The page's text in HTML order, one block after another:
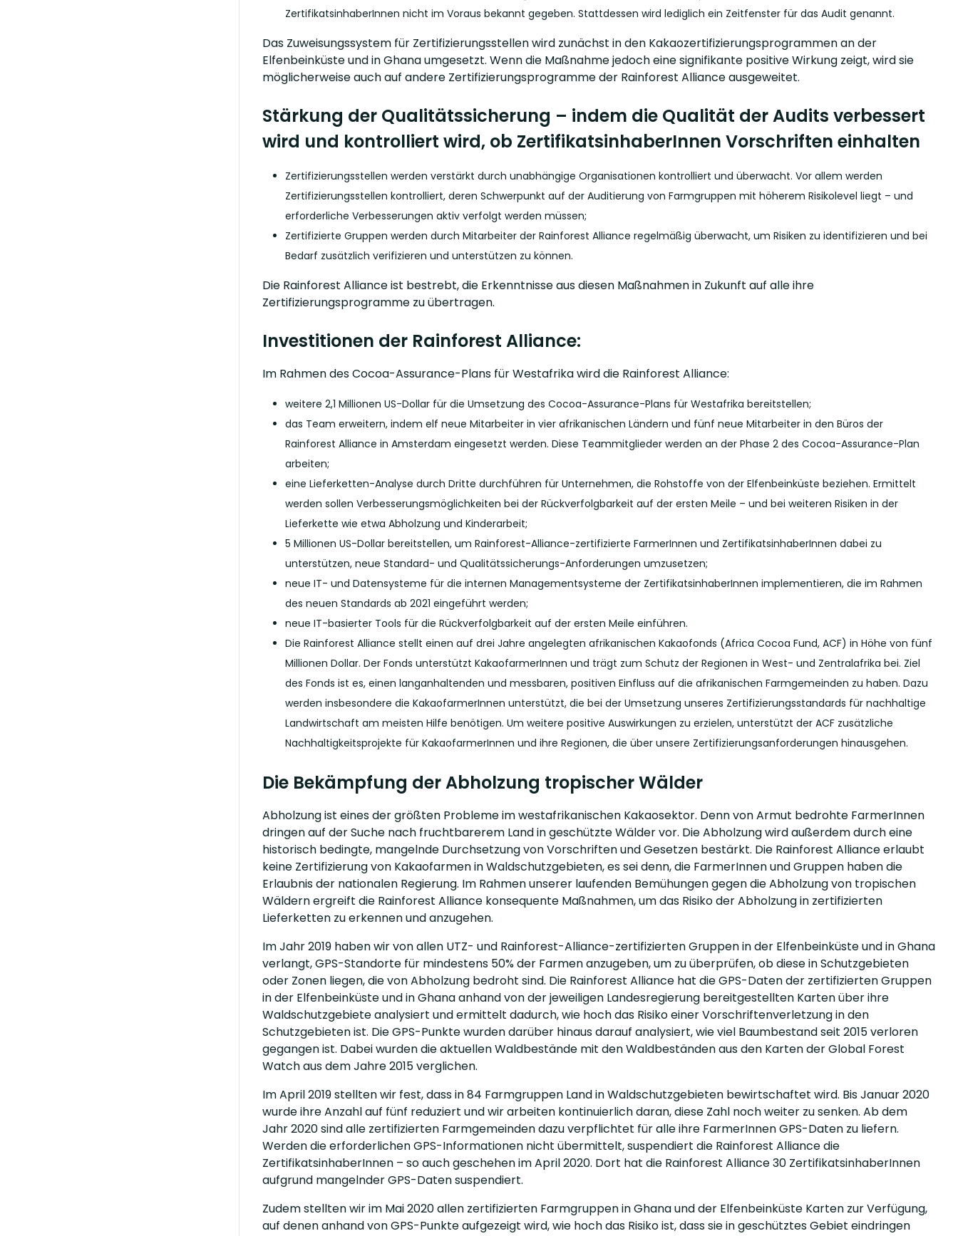
ZertifikatsinhaberInnen nicht im Voraus bekannt gegeben. Stattdessen wird lediglich ein Zeitfenster für das Audit genannt.
Das Zuweisungssystem für Zertifizierungsstellen wird zunächst in den Kakaozertifizierungsprogrammen an der
Elfenbeinküste und in Ghana umgesetzt. Wenn die Maßnahme jedoch eine signifikante positive Wirkung zeigt, wird sie
möglicherweise auch auf andere Zertifizierungsprogramme der Rainforest Alliance ausgeweitet.
Stärkung der Qualitätssicherung – indem die Qualität der Audits verbessert
wird und kontrolliert wird, ob ZertifikatsinhaberInnen Vorschriften einhalten
Zertifizierungsstellen werden verstärkt durch unabhängige Organisationen kontrolliert und überwacht. Vor allem werden
Zertifizierungsstellen kontrolliert, deren Schwerpunkt auf der Auditierung von Farmgruppen mit höherem Risikolevel liegt – und
erforderliche Verbesserungen aktiv verfolgt werden müssen;
Zertifizierte Gruppen werden durch Mitarbeiter der Rainforest Alliance regelmäßig überwacht, um Risiken zu identifizieren und bei
Bedarf zusätzlich verifizieren und unterstützen zu können.
Die Rainforest Alliance ist bestrebt, die Erkenntnisse aus diesen Maßnahmen in Zukunft auf alle ihre
Zertifizierungsprogramme zu übertragen.
Investitionen der Rainforest Alliance:
Im Rahmen des Cocoa-Assurance-Plans für Westafrika wird die Rainforest Alliance:
weitere 2,1 Millionen US-Dollar für die Umsetzung des Cocoa-Assurance-Plans für Westafrika bereitstellen;
das Team erweitern, indem elf neue Mitarbeiter in vier afrikanischen Ländern und fünf neue Mitarbeiter in den Büros der
Rainforest Alliance in Amsterdam eingesetzt werden. Diese Teammitglieder werden an der Phase 2 des Cocoa-Assurance-Plan
arbeiten;
eine Lieferketten-Analyse durch Dritte durchführen für Unternehmen, die Rohstoffe von der Elfenbeinküste beziehen. Ermittelt
werden sollen Verbesserungsmöglichkeiten bei der Rückverfolgbarkeit auf der ersten Meile – und bei weiteren Risiken in der
Lieferkette wie etwa Abholzung und Kinderarbeit;
5 Millionen US-Dollar bereitstellen, um Rainforest-Alliance-zertifizierte FarmerInnen und ZertifikatsinhaberInnen dabei zu
unterstützen, neue Standard- und Qualitätssicherungs-Anforderungen umzusetzen;
neue IT- und Datensysteme für die internen Managementsysteme der ZertifikatsinhaberInnen implementieren, die im Rahmen
des neuen Standards ab 2021 eingeführt werden;
neue IT-basierter Tools für die Rückverfolgbarkeit auf der ersten Meile einführen.
Die Rainforest Alliance stellt einen auf drei Jahre angelegten afrikanischen Kakaofonds (Africa Cocoa Fund, ACF) in Höhe von fünf
Millionen Dollar. Der Fonds unterstützt KakaofarmerInnen und trägt zum Schutz der Regionen in West- und Zentralafrika bei. Ziel
des Fonds ist es, einen langanhaltenden und messbaren, positiven Einfluss auf die afrikanischen Farmgemeinden zu haben. Dazu
werden insbesondere die KakaofarmerInnen unterstützt, die bei der Umsetzung unseres Zertifizierungsstandards für nachhaltige
Landwirtschaft am meisten Hilfe benötigen. Um weitere positive Auswirkungen zu erzielen, unterstützt der ACF zusätzliche
Nachhaltigkeitsprojekte für KakaofarmerInnen und ihre Regionen, die über unsere Zertifizierungsanforderungen hinausgehen.
Die Bekämpfung der Abholzung tropischer Wälder
Abholzung ist eines der größten Probleme im westafrikanischen Kakaosektor. Denn von Armut bedrohte FarmerInnen
dringen auf der Suche nach fruchtbarerem Land in geschützte Wälder vor. Die Abholzung wird außerdem durch eine
historisch bedingte, mangelnde Durchsetzung von Vorschriften und Gesetzen bestärkt. Die Rainforest Alliance erlaubt
keine Zertifizierung von Kakaofarmen in Waldschutzgebieten, es sei denn, die FarmerInnen und Gruppen haben die
Erlaubnis der nationalen Regierung. Im Rahmen unserer laufenden Bemühungen gegen die Abholzung von tropischen
Wäldern ergreift die Rainforest Alliance konsequente Maßnahmen, um das Risiko der Abholzung in zertifizierten
Lieferketten zu erkennen und anzugehen.
Im Jahr 2019 haben wir von allen UTZ- und Rainforest-Alliance-zertifizierten Gruppen in der Elfenbeinküste und in Ghana
verlangt, GPS-Standorte für mindestens 50% der Farmen anzugeben, um zu überprüfen, ob diese in Schutzgebieten
oder Zonen liegen, die von Abholzung bedroht sind. Die Rainforest Alliance hat die GPS-Daten der zertifizierten Gruppen
in der Elfenbeinküste und in Ghana anhand von der jeweiligen Landesregierung bereitgestellten Karten über ihre
Waldschutzgebiete analysiert und ermittelt dadurch, wie hoch das Risiko einer Vorschriftenverletzung in den
Schutzgebieten ist. Die GPS-Punkte wurden darüber hinaus darauf analysiert, wie viel Baumbestand seit 2015 verloren
gegangen ist. Dabei wurden die aktuellen Waldbestände mit den Waldbeständen aus den Karten der Global Forest
Watch aus dem Jahre 2015 verglichen.
Im April 2019 stellten wir fest, dass in 84 Farmgruppen Land in Waldschutzgebieten bewirtschaftet wird. Bis Januar 2020
wurde ihre Anzahl auf fünf reduziert und wir arbeiten kontinuierlich daran, diese Zahl noch weiter zu senken. Ab dem
Jahr 2020 sind alle zertifizierten Farmgemeinden dazu verpflichtet für alle ihre FarmerInnen GPS-Daten zu liefern.
Werden die erforderlichen GPS-Informationen nicht übermittelt, suspendiert die Rainforest Alliance die
ZertifikatsinhaberInnen – so auch geschehen im April 2020. Dort hat die Rainforest Alliance 30 ZertifikatsinhaberInnen
aufgrund mangelnder GPS-Daten suspendiert.
Zudem stellten wir im Mai 2020 allen zertifizierten Farmgruppen in Ghana und der Elfenbeinküste Karten zur Verfügung,
auf denen anhand von GPS-Punkte aufgezeigt wird, wie hoch das Risiko ist, dass sie in geschütztes Gebiet eindringen